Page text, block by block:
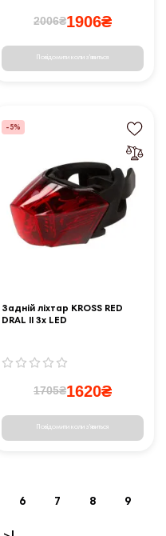
2006₴1906₴
Повідомити коли з'явиться
-5%
Задній ліхтар KROSS RED
DRAL II 3x LED
1705₴1620₴
Повідомити коли з'явиться
6 7 8 9